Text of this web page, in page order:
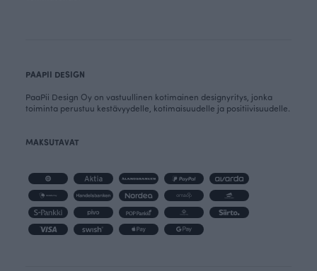
PAAPII DESIGN
PaaPii Design Oy on vastuullinen kotimainen designyritys, jonka
toiminta perustuu kestävyydelle, kotimaisuudelle ja positiivisuudelle.
MAKSUTAVAT